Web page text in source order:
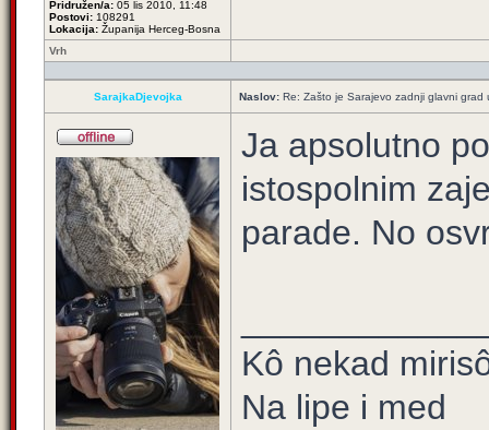
Pridružen/a: 05 lis 2010, 11:48
Postovi: 108291
Lokacija: Županija Herceg-Bosna
Vrh
SarajkaDjevojka Naslov: Re: Zašto je Sarajevo zadnji glavni
Ja apsolutno
istospolnim
parade. No
Kô nekad
Na lipe i med